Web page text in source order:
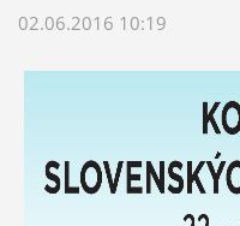
02.06.2016 10:19